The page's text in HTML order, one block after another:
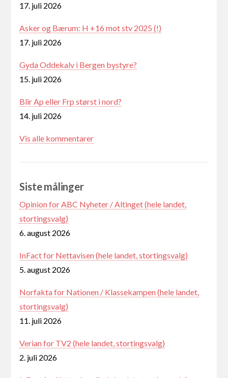
17. juli 2026
Asker og Bærum: H +16 mot stv 2025 (!)
17. juli 2026
Gyda Oddekalv i Bergen bystyre?
15. juli 2026
Blir Ap eller Frp størst i nord?
14. juli 2026
Vis alle kommentarer
Siste målinger
Opinion for ABC Nyheter / Altinget (hele landet,
stortingsvalg)
6. august 2026
InFact for Nettavisen (hele landet, stortingsvalg)
5. august 2026
Norfakta for Nationen / Klassekampen (hele landet,
stortingsvalg)
11. juli 2026
Verian for TV2 (hele landet, stortingsvalg)
2. juli 2026